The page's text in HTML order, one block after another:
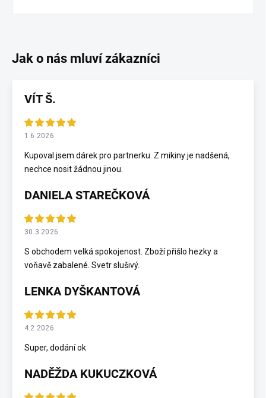
VÍT Š.
1.6.2026
Kupoval jsem dárek pro partnerku. Z mikiny je nadšená,
nechce nosit žádnou jinou.
DANIELA STAREČKOVÁ
30.3.2026
S obchodem velká spokojenost. Zboží přišlo hezky a
voňavě zabalené. Svetr slušivý.
LENKA DYŠKANTOVÁ
4.2.2026
Super, dodání ok
NADĚŽDA KUKUCZKOVÁ